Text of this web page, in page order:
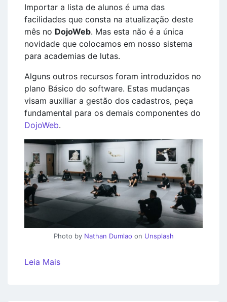
Importar a lista de alunos é uma das
facilidades que consta na atualização deste
mês no DojoWeb. Mas esta não é a única
novidade que colocamos em nosso sistema
para academias de lutas.
Alguns outros recursos foram introduzidos no
plano Básico do software. Estas mudanças
visam auxiliar a gestão dos cadastros, peça
fundamental para os demais componentes do
DojoWeb.
Photo by Nathan Dumlao on Unsplash
Leia Mais